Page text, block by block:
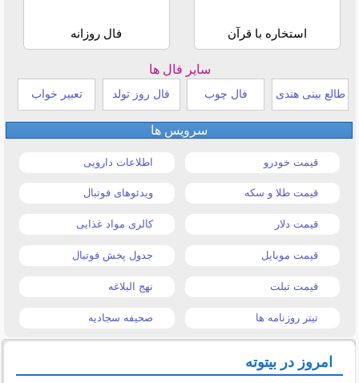
استخاره با قرآن فال روزانه
سایر فال ها
طالع بینی هندی فال چوب فال روز تولد تعبیر خواب
سرویس ها
قیمت خودرو اطلاعات دارویی
قیمت طلا و سکه ویدئوهای فوتبال
قیمت دلار کالری مواد غذایی
قیمت موبایل جدول پخش فوتبال
قیمت تبلت نهج البلاغه
تیتر روزنامه ها صحیفه سجادیه
امروز در بیتوته